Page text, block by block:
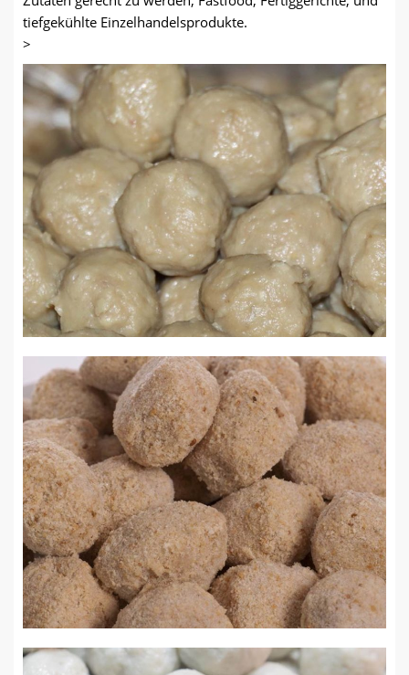
tiefgekühlte Einzelhandelsprodukte.
>